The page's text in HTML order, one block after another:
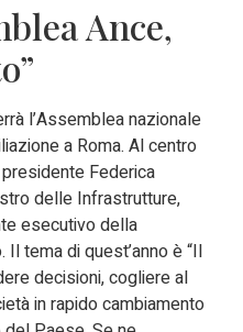
Ance,
l’Assemblea nazionale
a Roma. Al centro
Federica
delle Infrastrutture,
esecutivo della
tema di quest’anno è “Il
decisioni, cogliere al
in rapido cambiamento